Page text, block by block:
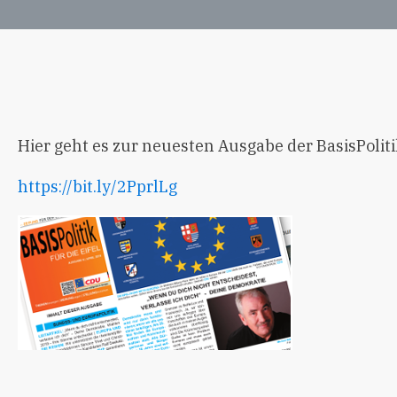
Hier geht es zur neuesten Ausgabe der
https://bit.ly/2PprlLg